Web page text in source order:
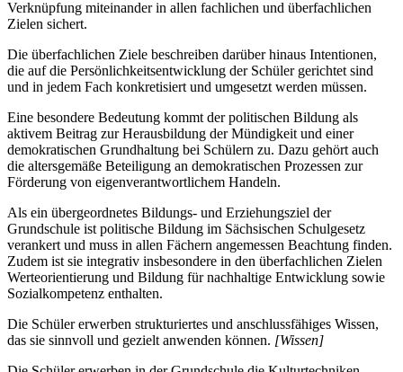
Verknüpfung miteinander in allen fachlichen und überfachlichen
Zielen sichert.
Die überfachlichen Ziele beschreiben darüber hinaus Intentionen,
die auf die Persönlichkeitsentwicklung der Schüler gerichtet sind
und in jedem Fach konkretisiert und umgesetzt werden müssen.
Eine besondere Bedeutung kommt der politischen Bildung als
aktivem Beitrag zur Herausbildung der Mündigkeit und einer
demokratischen Grundhaltung bei Schülern zu. Dazu gehört auch
die altersgemäße Beteiligung an demokratischen Prozessen zur
Förderung von eigenverantwortlichem Handeln.
Als ein übergeordnetes Bildungs- und Erziehungsziel der
Grundschule ist politische Bildung im Sächsischen Schulgesetz
verankert und muss in allen Fächern angemessen Beachtung finden.
Zudem ist sie integrativ insbesondere in den überfachlichen Zielen
Werteorientierung und Bildung für nachhaltige Entwicklung sowie
Sozialkompetenz enthalten.
Die Schüler erwerben strukturiertes und anschlussfähiges Wissen,
das sie sinnvoll und gezielt anwenden können. [Wissen]